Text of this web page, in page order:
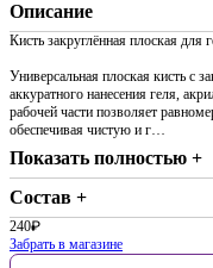
Описание
Кисть закруглённая плоская для
Универсальная плоская кисть с
аккуратного нанесения геля,
рабочей части позволяет
обеспечивая чистую и г…
Показать полностью +
Состав +
240₽
Забрать в магазине